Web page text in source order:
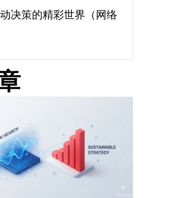
决策的精彩世界（网络